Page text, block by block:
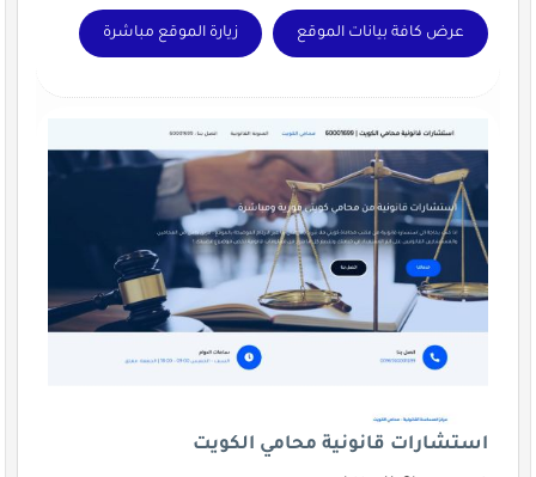
عرض كافة بيانات الموقع زيارة الموقع مباشرة
استشارات قانونية محامي الكويت